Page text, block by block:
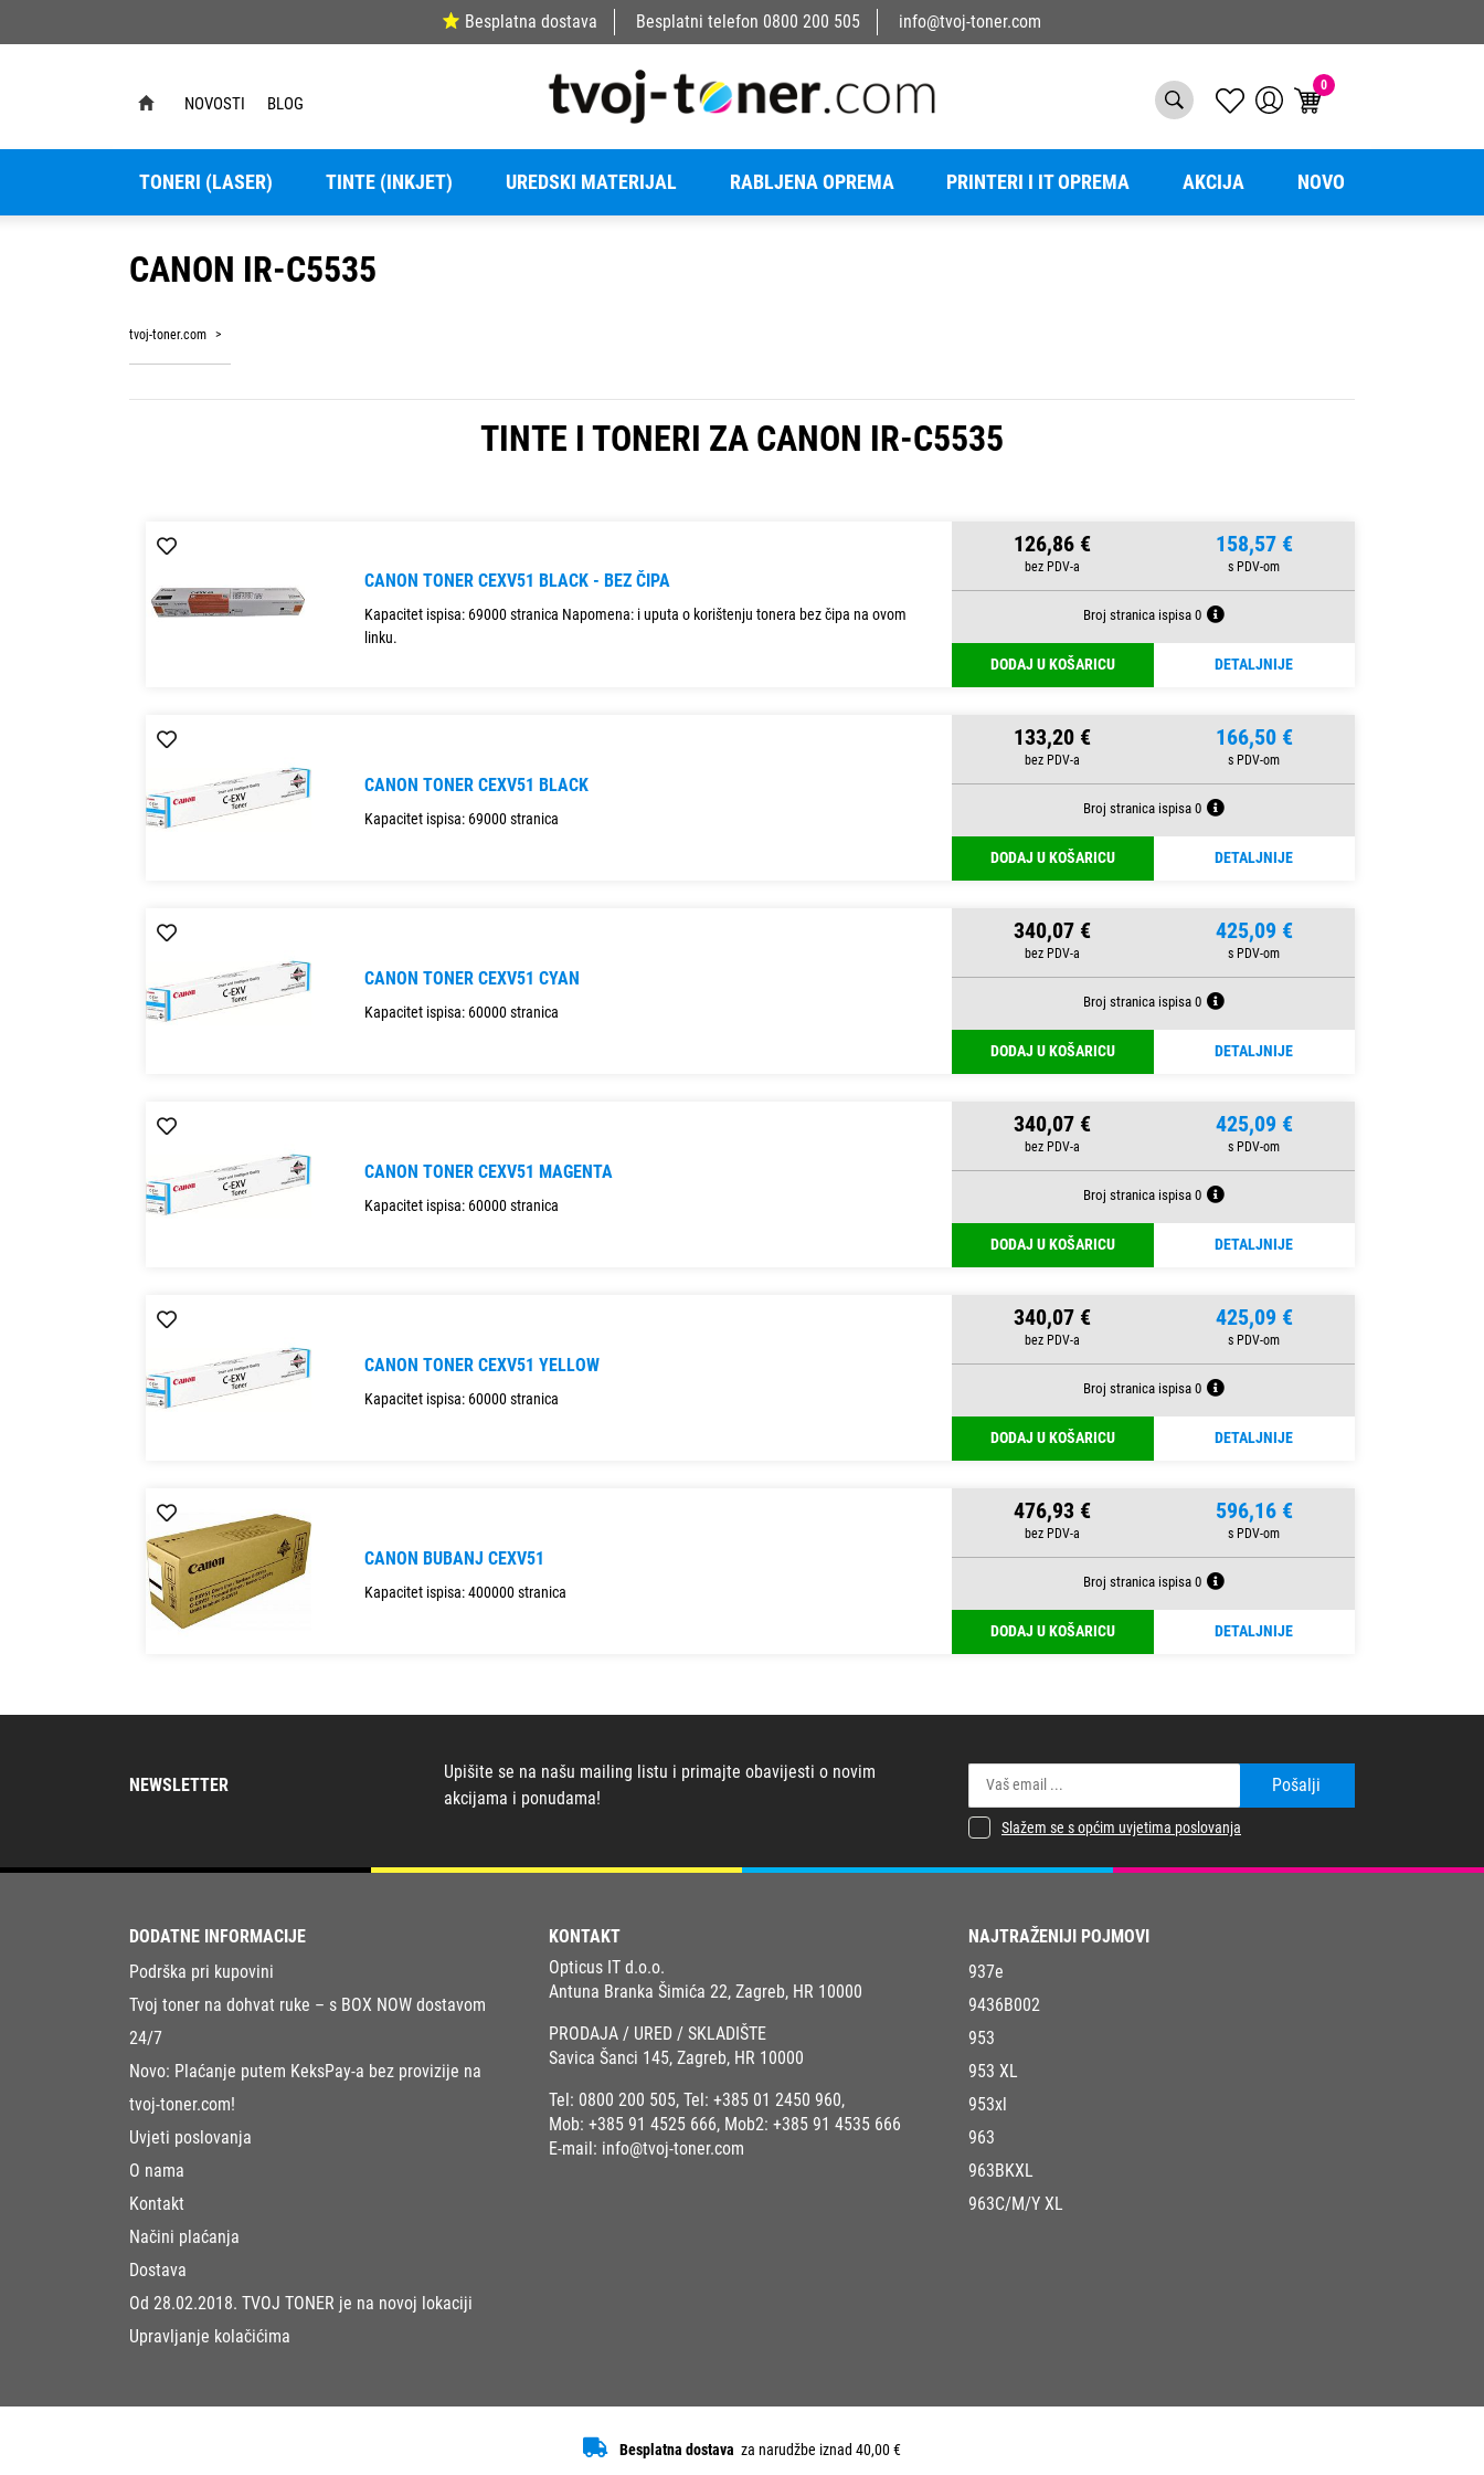
Besplatna dostava Besplatni telefon 0800 200 505 info@tvoj-toner.com
NOVOSTI BLOG
0
TONERI (LASER) TINTE (INKJET) UREDSKI MATERIJAL RABLJENA OPREMA PRINTERI I IT OPREMA AKCIJA NOVO
CANON IR-C5535
tvoj-toner.com
TINTE I TONERI ZA CANON IR-C5535
CANON TONER CEXV51 BLACK - BEZ ČIPA
Kapacitet ispisa: 69000 stranica Napomena: i uputa o korištenju tonera bez čipa na ovom
linku.
126,86 € 158,57 €
Broj stranica ispisa 0
DODAJ U KOŠARICU DETALJNIJE
CANON TONER CEXV51 BLACK
Kapacitet ispisa: 69000 stranica
133,20 € 166,50 €
Broj stranica ispisa 0
DODAJ U KOŠARICU DETALJNIJE
CANON TONER CEXV51 CYAN
Kapacitet ispisa: 60000 stranica
340,07 € 425,09 €
Broj stranica ispisa 0
DODAJ U KOŠARICU DETALJNIJE
CANON TONER CEXV51 MAGENTA
Kapacitet ispisa: 60000 stranica
340,07 € 425,09 €
Broj stranica ispisa 0
DODAJ U KOŠARICU DETALJNIJE
CANON TONER CEXV51 YELLOW
Kapacitet ispisa: 60000 stranica
340,07 € 425,09 €
Broj stranica ispisa 0
DODAJ U KOŠARICU DETALJNIJE
CANON BUBANJ CEXV51
Kapacitet ispisa: 400000 stranica
476,93 € 596,16 €
Broj stranica ispisa 0
DODAJ U KOŠARICU DETALJNIJE
NEWSLETTER
Upišite se na našu mailing listu i primajte obavijesti o novim
akcijama i ponudama!
Pošalji
Slažem se s općim uvjetima poslovanja
DODATNE INFORMACIJE
Podrška pri kupovini
Tvoj toner na dohvat ruke – s BOX NOW dostavom
24/7
Novo: Plaćanje putem KeksPay-a bez provizije na
tvoj-toner.com!
Uvjeti poslovanja
O nama
Kontakt
Načini plaćanja
Dostava
Od 28.02.2018. TVOJ TONER je na novoj lokaciji
Upravljanje kolačićima
KONTAKT
Opticus IT d.o.o.
Antuna Branka Šimića 22, Zagreb, HR 10000
PRODAJA / URED / SKLADIŠTE
Savica Šanci 145, Zagreb, HR 10000
Tel: 0800 200 505, Tel: +385 01 2450 960,
Mob: +385 91 4525 666, Mob2: +385 91 4535 666
E-mail: info@tvoj-toner.com
NAJTRAŽENIJI POJMOVI
937e
9436B002
953
953 XL
953xl
963
963BKXL
963C/M/Y XL
Besplatna dostava za narudžbe iznad 40,00 €